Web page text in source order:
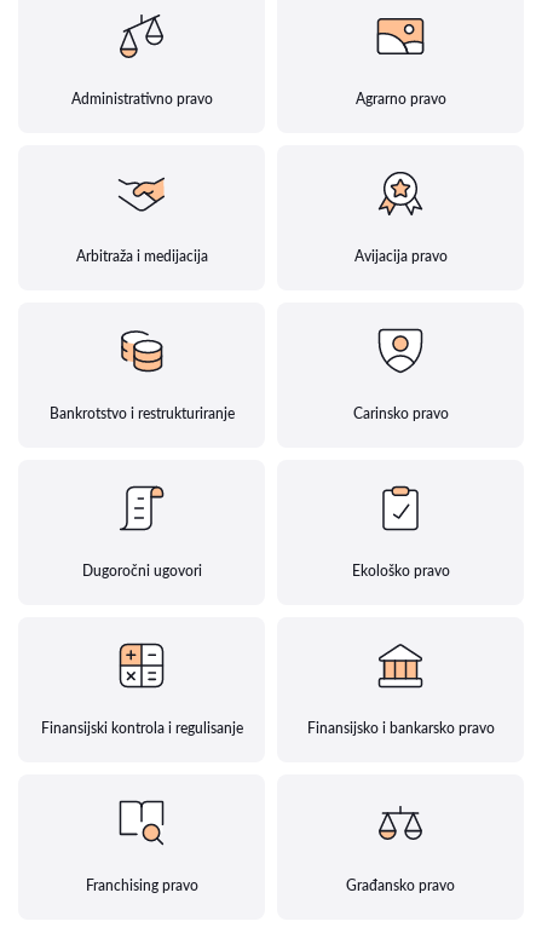
Administrativno pravo Agrarno pravo
Arbitraža i medijacija Avijacija pravo
Bankrotstvo i restrukturiranje Carinsko pravo
Dugoročni ugovori Ekološko pravo
Finansijski kontrola i regulisanje Finansijsko i bankarsko pravo
Franchising pravo Građansko pravo